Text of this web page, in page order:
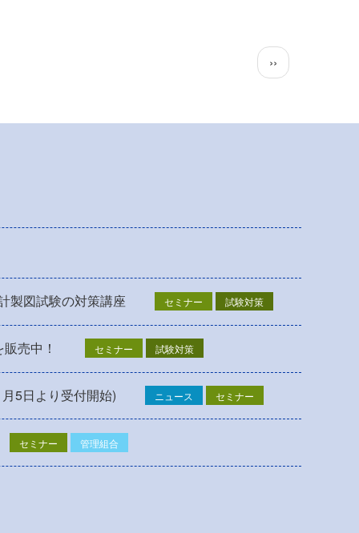
次
ペ
ジ
››
製図試験の対策講座 セミナー 試験対策
売中！ セミナー 試験対策
5日より受付開始) ニュース セミナー
セミナー 管理組合